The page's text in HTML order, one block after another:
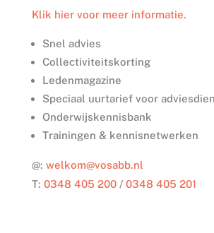
Klik hier voor meer informatie.
Snel advies
Collectiviteitskorting
Ledenmagazine
Speciaal uurtarief voor
Onderwijskennisbank
Trainingen & kennisnetwerken
@: welkom@vosabb.nl
T: 0348 405 200/ 0348 405 201